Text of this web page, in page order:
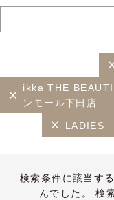
ikka THE
ンモール下田店
LADIES
検索条件に該当す
んでした。 検